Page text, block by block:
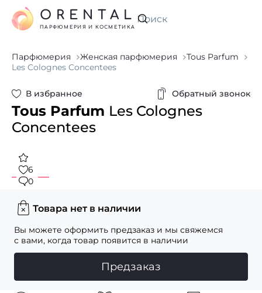
Искать
ORENTAL
ПАРФЮМЕРИЯ И КОСМЕТИКА
Парфюмерия Женская парфюмерия
Tous Parfum
Les Colognes Concentees
В избранное Обратный звонок
Tous Parfum Les Colognes
Concentees
6
0
Товара нет в наличии
Вы можете оформить предзаказ и мы свяжемся
с вами, когда товар появится в наличии
Предзаказ